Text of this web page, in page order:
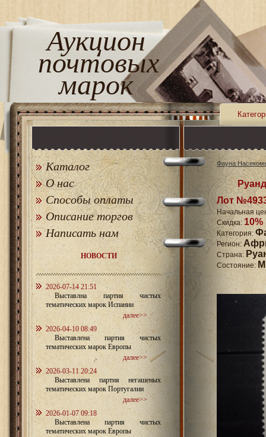
Аукцион
почтовых
марок
Каталог
О нас
Способы оплаты
Описание торгов
Написать нам
НОВОСТИ
2026-07-14 21:51
Выставлна партия чистых
тематических марок Испании
далее>>
2026-04-10 08:49
Выставлена партия чистых
тематических марок Европы
далее>>
2026-03-11 20:24
Выставлена партия негашеных
тематических марок Португалии
далее>>
2026-01-07 09:18
Выставлена партия чистых
тематических марок Европы
Фауна
Лот
Начальная
Скидка: 10%
Категория:
Регион:
Страна:
Состояние: